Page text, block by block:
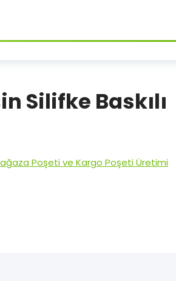
Silifke Baskılı
Poşeti ve Kargo Poşeti Üretimi